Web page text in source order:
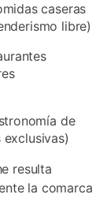
caseras
libre)
de
resulta
la comarca